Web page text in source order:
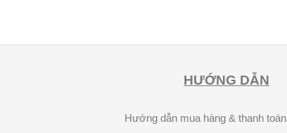
HƯỚNG DẪN
Hướng dẫn mua hàng & thanh toán